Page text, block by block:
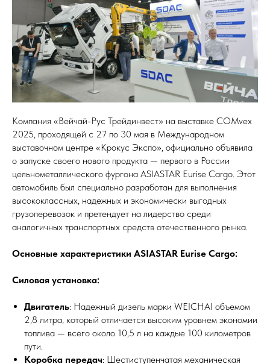
Компания «Вейчай-Рус Трейдинвест» на выставке COMvex
2025, проходящей с 27 по 30 мая в Международном
выставочном центре «Крокус Экспо», официально объявила
о запуске своего нового продукта — первого в России
цельнометаллического фургона ASIASTAR Eurise Cargo. Этот
автомобиль был специально разработан для выполнения
высококлассных, надежных и экономически выгодных
грузоперевозок и претендует на лидерство среди
аналогичных транспортных средств отечественного рынка.
Основные характеристики ASIASTAR Eurise Cargo:
Силовая установка:
Двигатель: Надежный дизель марки WEICHAI объемом
2,8 литра, который отличается высоким уровнем экономии
топлива — всего около 10,5 л на каждые 100 километров
пути.
Коробка передач: Шестиступенчатая механическая